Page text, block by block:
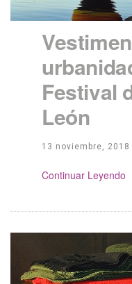
Festival
León
13 noviembre, 2018
Continue Reading